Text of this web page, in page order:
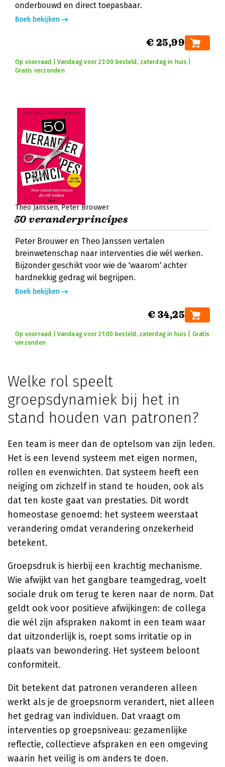
onderbouwd en direct toepasbaar.
Boek bekijken
€ 25,99
Op voorraad | Vandaag voor 23:00 besteld, zaterdag in huis |
Gratis verzonden
Theo Janssen Peter Brouwer
50 veranderprincipes
Peter Brouwer en Theo Janssen vertalen
breinwetenschap naar interventies die wél werken.
Bijzonder geschikt voor wie de 'waarom' achter
hardnekkig gedrag wil begrijpen.
Boek bekijken
€ 34,25
Op voorraad | Vandaag voor 21:00 besteld, zaterdag in huis | Gratis
verzonden
Welke rol speelt
groepsdynamiek bij het in
stand houden van patronen?
Een team is meer dan de optelsom van zijn leden.
Het is een levend systeem met eigen normen,
rollen en evenwichten. Dat systeem heeft een
neiging om zichzelf in stand te houden, ook als
dat ten koste gaat van prestaties. Dit wordt
homeostase genoemd: het systeem weerstaat
verandering omdat verandering onzekerheid
betekent.
Groepsdruk is hierbij een krachtig mechanisme.
Wie afwijkt van het gangbare teamgedrag, voelt
sociale druk om terug te keren naar de norm. Dat
geldt ook voor positieve afwijkingen: de collega
die wél zijn afspraken nakomt in een team waar
dat uitzonderlijk is, roept soms irritatie op in
plaats van bewondering. Het systeem beloont
conformiteit.
Dit betekent dat patronen veranderen alleen
werkt als je de groepsnorm verandert, niet alleen
het gedrag van individuen. Dat vraagt om
interventies op groepsniveau: gezamenlijke
reflectie, collectieve afspraken en een omgeving
waarin het veilig is om anders te doen.